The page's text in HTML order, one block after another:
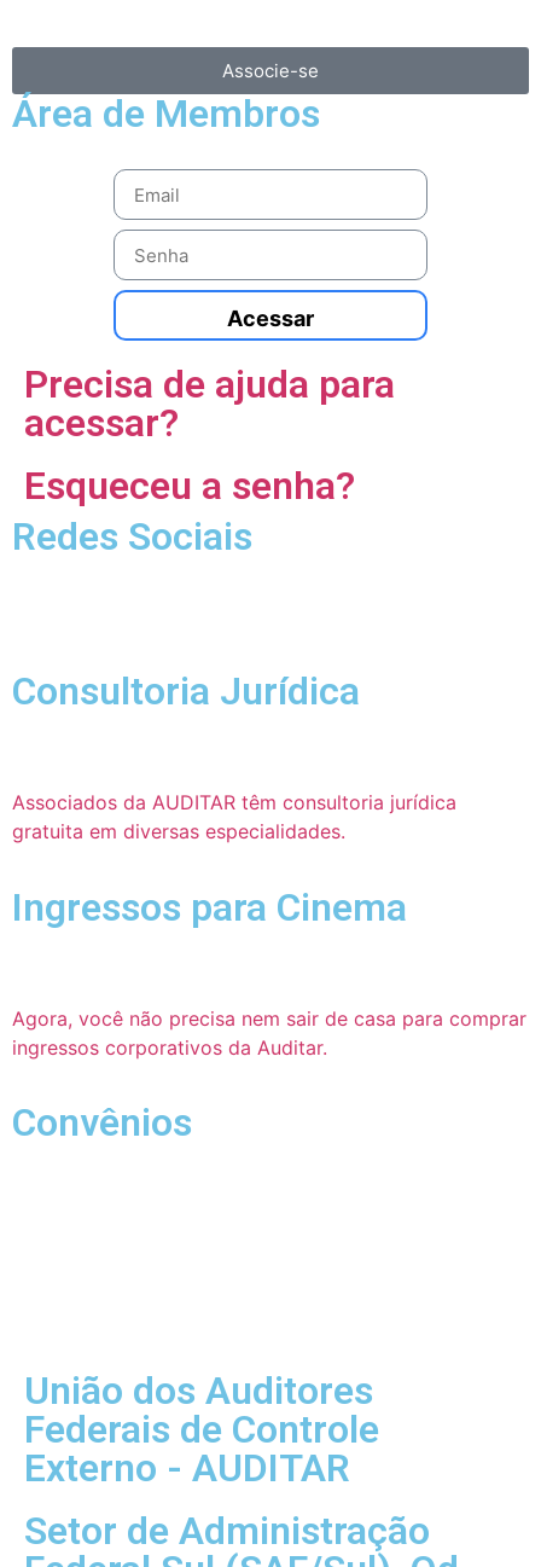
Associe-se
Área de Membros
Acessar
Precisa de ajuda para
acessar?
Esqueceu a senha?
Redes Sociais
Consultoria Jurídica
Associados da AUDITAR têm consultoria jurídica
gratuita em diversas especialidades.
Ingressos para Cinema
Agora, você não precisa nem sair de casa para comprar
ingressos corporativos da Auditar.
Convênios
União dos Auditores
Federais de Controle
Externo - AUDITAR
Setor de Administração